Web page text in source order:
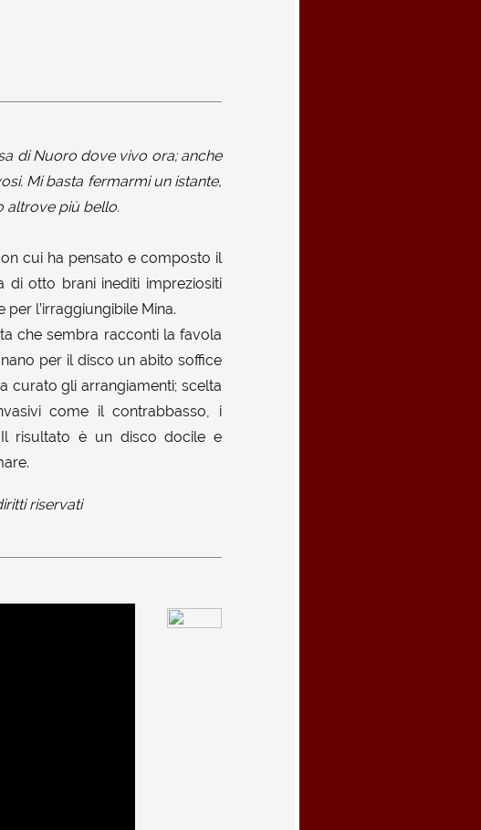
di Nuoro dove vivo ora; anche
Mi basta fermarmi un istante,
altrove più bello.
cui ha pensato e composto il
otto brani inediti impreziositi
l’irraggiungibile Mina.
che sembra racconti la favola
per il disco un abito soffice
curato gli arrangiamenti; scelta
come il contrabbasso, i
risultato è un disco docile e
riservati